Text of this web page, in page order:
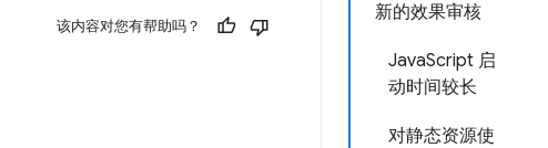
新的效果审核
JavaScript 启
动时间较长
对静态资源使
该内容对您有帮助吗？